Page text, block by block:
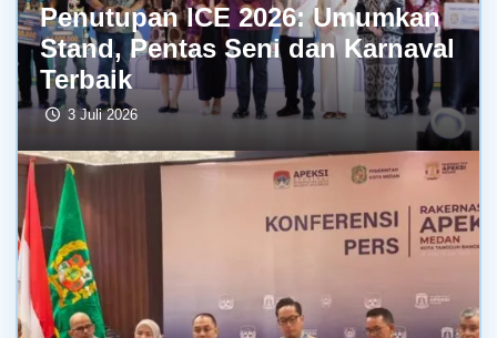
Penutupan ICE 2026: Umumkan
Stand, Pentas Seni dan Karnaval
Terbaik
3 Juli 2026